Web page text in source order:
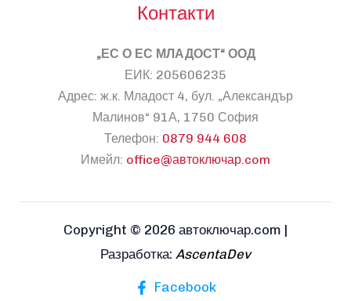
Контакти
„ЕС О ЕС МЛАДОСТ“ ООД
ЕИК: 205606235
Адрес: ж.к. Младост 4, бул. „Александър
Малинов“ 91А, 1750 София
Телефон: 0879 944 608
Имейл: office@автоключар.com
Copyright © 2026 автоключар.com |
Разработка: AscentaDev
Facebook